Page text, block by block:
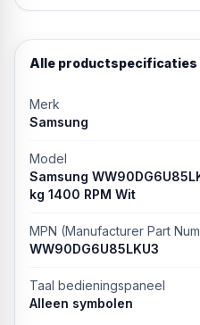
Alle productspecificaties
Merk
Samsung
Model
Samsung
kg 1400 RPM Wit
MPN (Manufacturer Part
WW90DG6U85LKU3
Taal bedieningspaneel
Alleen symbolen